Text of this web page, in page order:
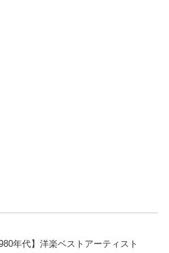
年代】洋楽ベストアーティスト